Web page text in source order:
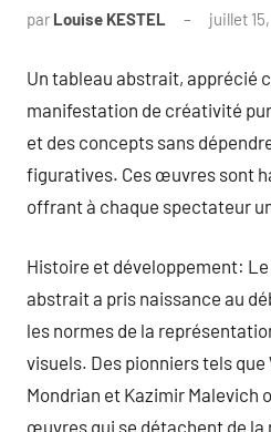
par Louise KESTEL juillet
Un tableau abstrait, apprécié
manifestation de créativité
et des concepts sans
figuratives. Ces œuvres sont
offrant à chaque spectateur
Histoire et développement: Le
abstrait a pris naissance au
les normes de la
visuels. Des pionniers tels
Mondrian et Kazimir Malevich
œuvres qui se détachent de